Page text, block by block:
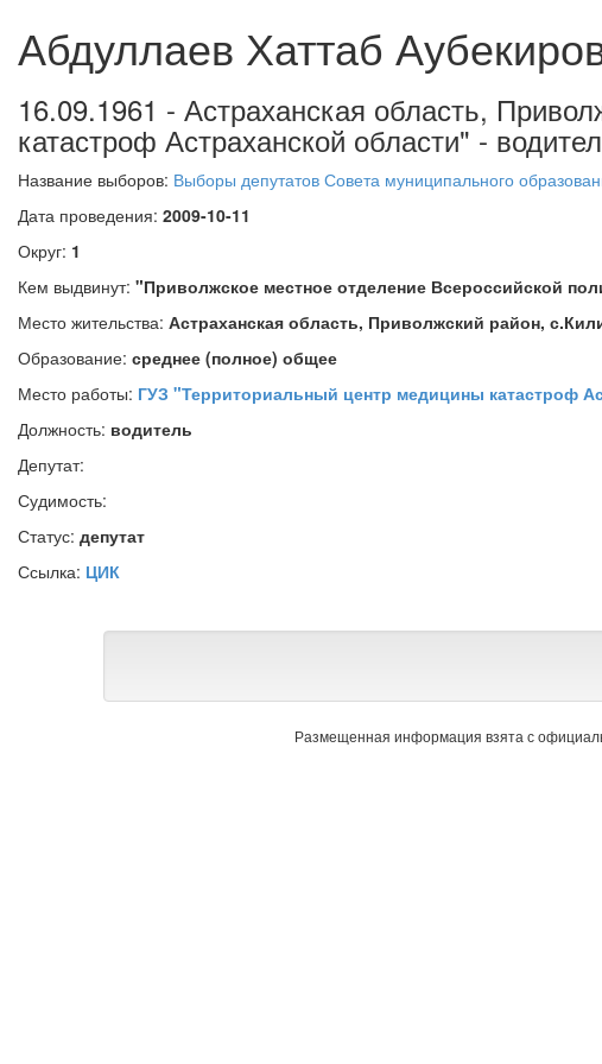
Абдуллаев Хаттаб
16.09.1961 - Астраханская область,
катастроф Астраханской области" -
Название выборов: Выборы депутатов Совета муниципального
Дата проведения: 2009-10-11
Округ: 1
Кем выдвинут: "Приволжское местное отделение Всероссийской
Место жительства: Астраханская область, Приволжский район,
Образование: среднее (полное) общее
Место работы: ГУЗ "Территориальный центр медицины катастроф
Должность: водитель
Депутат:
Судимость:
Статус: депутат
Ссылка: ЦИК
Размещенная информация взята с